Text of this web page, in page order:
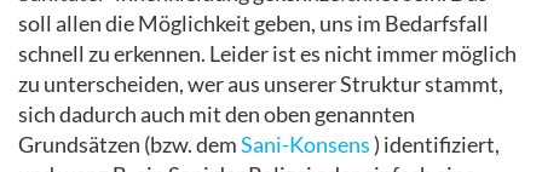
soll allen die Möglichkeit geben, uns im Bedarfsfall
schnell zu erkennen. Leider ist es nicht immer möglich
zu unterscheiden, wer aus unserer Struktur stammt,
sich dadurch auch mit den oben genannten
Grundsätzen (bzw. demSani-Konsens) identifiziert,